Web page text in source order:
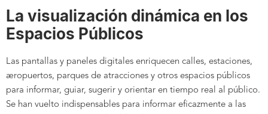
La visualización dinámica en los
Espacios Públicos
Las pantallas y paneles digitales enriquecen calles, estaciones,
aeropuertos, parques de atracciones y otros espacios públicos
para informar, guiar, sugerir y orientar en tiempo real al público.
Se han vuelto indispensables para informar eficazmente a las